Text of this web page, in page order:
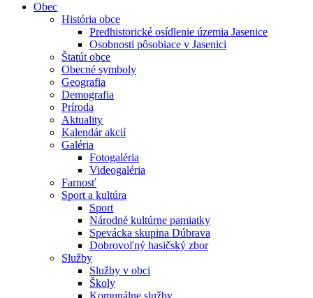
Obec
História obce
Predhistorické osídlenie územia Jasenice
Osobnosti pôsobiace v Jasenici
Štatút obce
Obecné symboly
Geografia
Demografia
Príroda
Aktuality
Kalendár akcií
Galéria
Fotogaléria
Videogaléria
Farnosť
Sport a kultúra
Sport
Národné kultúrne pamiatky
Spevácka skupina Dúbrava
Dobrovoľný hasičský zbor
Služby
Služby v obci
Školy
Komunálne služby